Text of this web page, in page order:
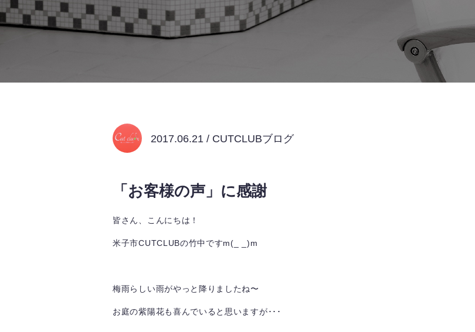
2017.06.21 / CUTCLUBブログ
「お客様の声」に感謝
皆さん、こんにちは！
米子市CUTCLUBの竹中ですm(_ _)m
梅雨らしい雨がやっと降りましたね〜
お庭の紫陽花も喜んでいると思いますが･･･